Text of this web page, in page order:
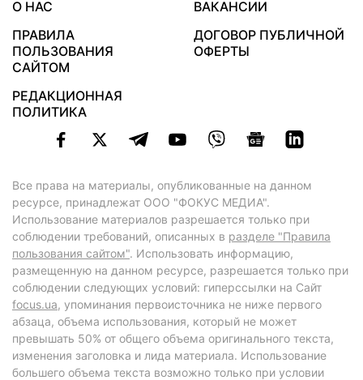
О НАС
ВАКАНСИИ
ПРАВИЛА
ПОЛЬЗОВАНИЯ
САЙТОМ
ДОГОВОР ПУБЛИЧНОЙ
ОФЕРТЫ
РЕДАКЦИОННАЯ
ПОЛИТИКА
Все права на материалы, опубликованные на данном
ресурсе, принадлежат ООО "ФОКУС МЕДИА".
Использование материалов разрешается только при
соблюдении требований, описанных в разделе "Правила
пользования сайтом". Использовать информацию,
размещенную на данном ресурсе, разрешается только при
соблюдении следующих условий: гиперссылки на Сайт
focus.ua, упоминания первоисточника не ниже первого
абзаца, объема использования, который не может
превышать 50% от общего объема оригинального текста,
изменения заголовка и лида материала. Использование
большего объема текста возможно только при условии